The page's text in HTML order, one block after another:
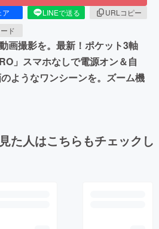
ア LINEで送る
URLコピー
ド
画撮影を。最新！ポケット3軸
」スマホなしで電源オン＆自
ようなワンシーンを。ズーム機
た人はこちらもチェックし